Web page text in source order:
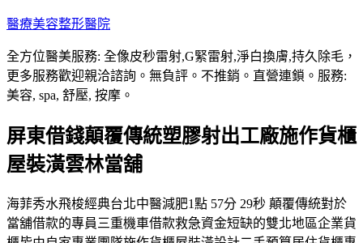
跳
主
要
內
醫療美容整形醫院
全方位醫美服務: 全像皮秒雷射,G緊雷射,淨白換膚,持久除毛，
更多服務歡迎親洽諮詢。無負評。不推銷。直營連鎖。服務:
美容, spa, 舒壓, 按摩。
屏東借錢顛覆傳統塑膠射出工廠施作貨櫃
屋裝潢雲林當舖
海菲秀水飛梭經典台北中醫減肥1點 57分 29秒 顛覆傳統對於
當舖借款的專員三重機車借款救急資金短缺的雙北地區企業貨